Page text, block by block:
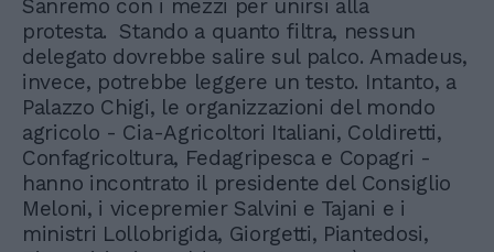
Sanremo con i mezzi per unirsi alla
protesta. Stando a quanto filtra, nessun
delegato dovrebbe salire sul palco. Amadeus,
invece, potrebbe leggere un testo. Intanto, a
Palazzo Chigi, le organizzazioni del mondo
agricolo - Cia-Agricoltori Italiani, Coldiretti,
Confagricoltura, Fedagripesca e Copagri -
hanno incontrato il presidente del Consiglio
Meloni, i vicepremier Salvini e Tajani e i
ministri Lollobrigida, Giorgetti, Piantedosi,